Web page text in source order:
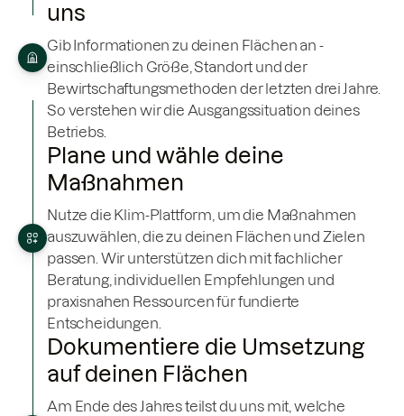
uns
Gib Informationen zu deinen Flächen an -
einschließlich Größe, Standort und der
Bewirtschaftungsmethoden der letzten drei Jahre.
So verstehen wir die Ausgangssituation deines
Betriebs.
Plane und wähle deine
Maßnahmen
Nutze die Klim-Plattform, um die Maßnahmen
auszuwählen, die zu deinen Flächen und Zielen
passen. Wir unterstützen dich mit fachlicher
Beratung, individuellen Empfehlungen und
praxisnahen Ressourcen für fundierte
Entscheidungen.
Dokumentiere die Umsetzung
auf deinen Flächen
Am Ende des Jahres teilst du uns mit, welche